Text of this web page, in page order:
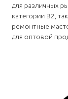
для различных
категории B2,
ремонтные
для оптовой